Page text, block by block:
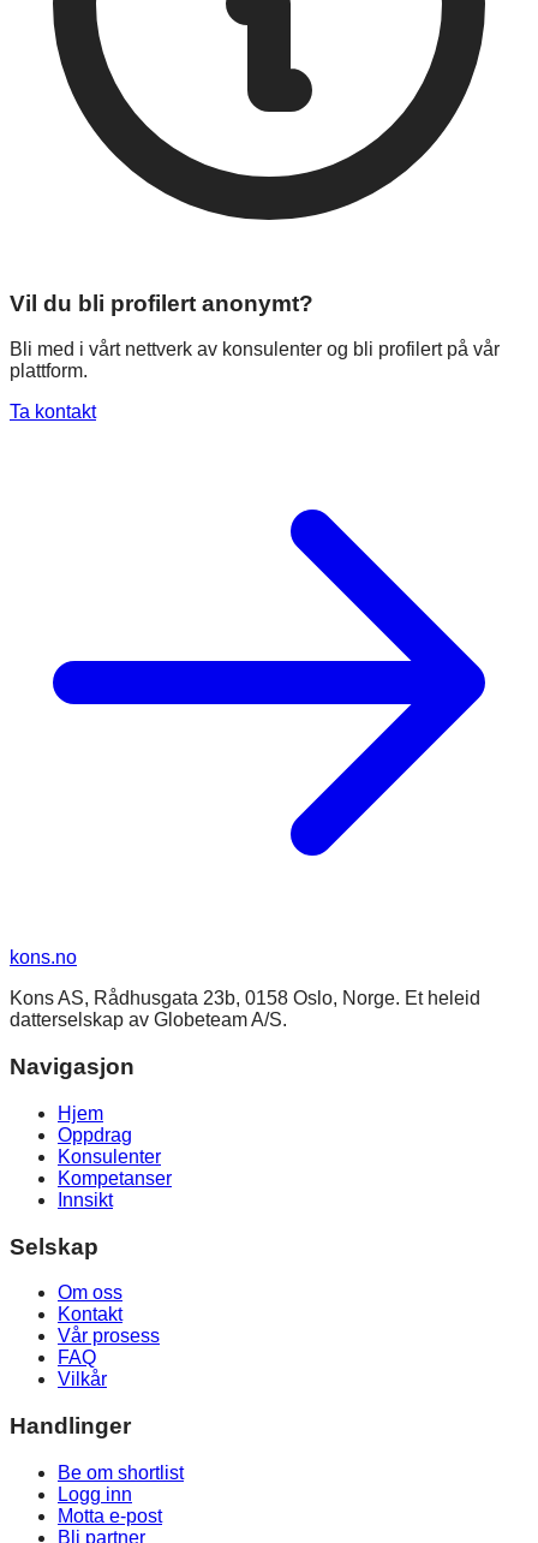
Vil du bli profilert anonymt?
Bli med i vårt nettverk av konsulenter og bli profilert på vår
plattform.
Ta kontakt
kons.no
Kons AS, Rådhusgata 23b, 0158 Oslo, Norge. Et heleid
datterselskap av Globeteam A/S.
Navigasjon
Hjem
Oppdrag
Konsulenter
Kompetanser
Innsikt
Selskap
Om oss
Kontakt
Vår prosess
FAQ
Vilkår
Handlinger
Be om shortlist
Logg inn
Motta e-post
Bli partner